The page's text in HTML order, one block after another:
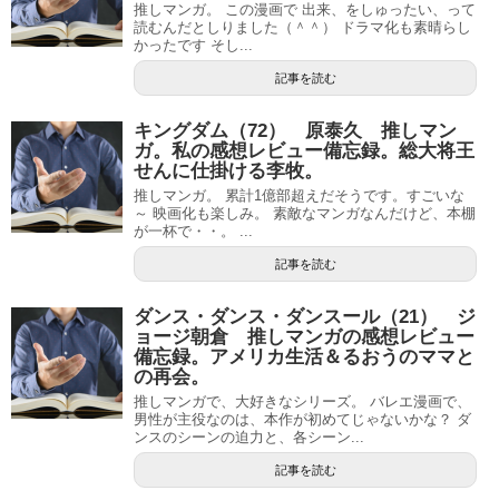
推しマンガ。 この漫画で 出来、をしゅったい、って
読むんだとしりました（＾＾） ドラマ化も素晴らし
かったです そし...
記事を読む
キングダム（72） 原泰久 推しマン
ガ。私の感想レビュー備忘録。総大将王
せんに仕掛ける李牧。
推しマンガ。 累計1億部超えだそうです。すごいな
～ 映画化も楽しみ。 素敵なマンガなんだけど、本棚
が一杯で・・。 ...
記事を読む
ダンス・ダンス・ダンスール（21） ジ
ョージ朝倉 推しマンガの感想レビュー
備忘録。アメリカ生活＆るおうのママと
の再会。
推しマンガで、大好きなシリーズ。 バレエ漫画で、
男性が主役なのは、本作が初めてじゃないかな？ ダ
ンスのシーンの迫力と、各シーン...
記事を読む